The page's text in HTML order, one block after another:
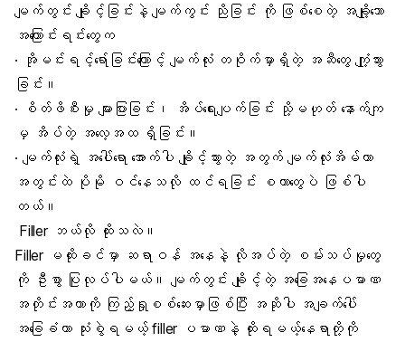
မျက်တွင်း ချိုင့်ခြင်းနဲ့ မျက်ကွင်း ညိုခြင်း ကို ဖြစ်စေတဲ့ အချို့သော
အကြောင်းရင်းတွေက
· အိုမင်းရင့်ရော်ခြင်းကြောင့် မျက်လုံး တဝိုက်မှာရှိတဲ့ အဆီတွေ ကျုံ့သွား
ခြင်း။
· စိတ်ဖိစီးမှု များပြားခြင်း၊
အိပ်ရေးပျက်ခြင် း သို့မဟုတ် နောက်ကျ
မှ အိပ်တဲ့ အလေ့အထ ရှိခြင်း။
· မျက်လုံးရဲ့ အပေါ်ရော အောက်ပါ ချိုင့်သွားတဲ့ အတွက် မျက်လုံးအိမ်ဟာ
အတွင်းထဲ ပိုမို ဝင်နေသလို ထင်ရခြင်း စတာတွေပဲ ဖြစ်ပါ
တယ်။
Filler ဘယ်လို ထိုးသလဲ။
Filler မထိုးခင်မှာ ဆရာဝန် အနေနဲ့ လိုအပ်တဲ့ စမ်းသပ်မှုတွေ
ကို ဦးစွာ ပြုလုပ်ပါမယ်။ မျက်တွင်း ချိုင့်တဲ့ အခြေအနေပမာဏ
အတိုင်းအတာကို ကြည့်ရှုစစ်ဆေးမှာဖြစ်ပြီး အဆိုပါ အချက်ပေါ်
အခြေခံကာ သုံးစွဲရမယ့်filler ပမာဏနဲ့ ထိုးရမယ့်နေရာတို့ကို